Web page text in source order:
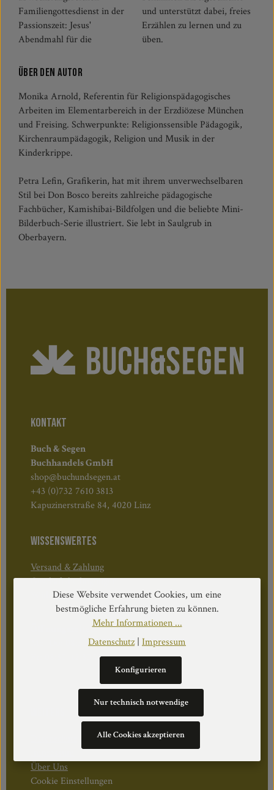
Familiengottesdienst in der
Passionszeit: Jesus'
Abendmahl für die
und unterstützt dabei, freies
Erzählen zu lernen und zu
üben.
Über den Autor
Monika Arnold, Referentin für Religionspädagogisches
Arbeiten im Elementarbereich in der Erzdiözese München
und Freising. Schwerpunkte: Religionssensible Pädagogik,
Kirchenraumpädagogik, Religion und Musik in der
Kinderkrippe.
Petra Lefin, Grafikerin, hat mit ihrem unverwechselbaren
Stil bei Don Bosco bereits zahlreiche pädagogische
Fachbücher, Kamishibai-Bildfolgen und die beliebte Mini-
Bilderbuch-Serie illustriert. Sie lebt in Saulgrub in
Oberbayern.
KONTAKT
Buch & Segen
Buchhandels GmbH
shop@buchundsegen.at
+43 (0)732 7610 3813
Kapuzinerstraße 84, 4020 Linz
WISSENSWERTES
Versand & Zahlung
Geschäftsbedingungen
Widerruf & Rücktritt
Öffnungszeiten:
Mo–Do: 08:30–17:00 Uhr
Fr: 08:30–12:30 Uhr
Über Uns
Cookie Einstellungen
Diese Website verwendet Cookies, um eine
bestmögliche Erfahrung bieten zu können.
Mehr Informationen ...
Datenschutz| Impressum
Nur technisch notwendige
Konfigurieren
Alle Cookies akzeptieren